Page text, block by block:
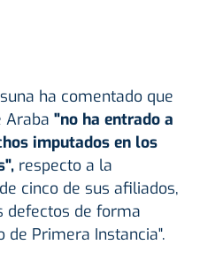
ha comentado que
Araba "no ha entrado a
imputados en los
respecto a la
cinco de sus afiliados,
defectos de forma
de Primera Instancia".